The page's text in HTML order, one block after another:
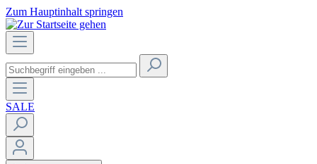
Zum Hauptinhalt springen
SALE